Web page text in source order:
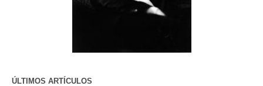
ÚLTIMOS ARTÍCULOS